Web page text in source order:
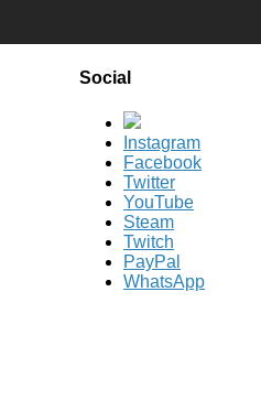
Social
Instagram
Facebook
Twitter
YouTube
Steam
Twitch
PayPal
WhatsApp